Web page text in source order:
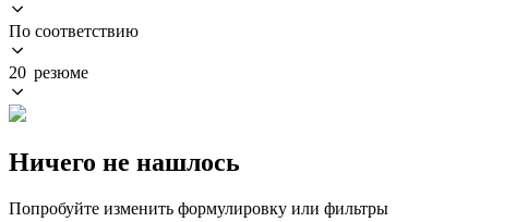
По соответствию
20 резюме
Ничего не нашлось
Попробуйте изменить формулировку или фильтры